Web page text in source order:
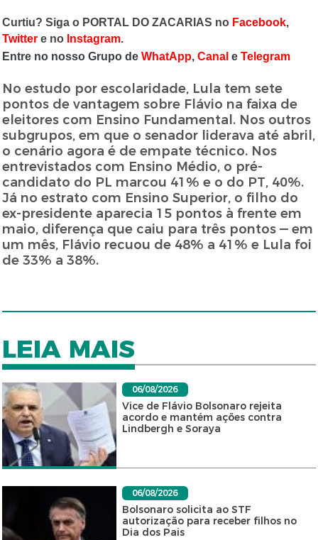
Curtiu? Siga o PORTAL DO ZACARIAS no Facebook,
Twitter e no Instagram.
Entre no nosso Grupo deWhatApp,Canal eTelegram
No estudo por escolaridade, Lula tem sete
pontos de vantagem sobre Flávio na faixa de
eleitores com Ensino Fundamental. Nos outros
subgrupos, em que o senador liderava até abril,
o cenário agora é de empate técnico. Nos
entrevistados com Ensino Médio, o pré-
candidato do PL marcou 41% e o do PT, 40%.
Já no estrato com Ensino Superior, o filho do
ex-presidente aparecia 15 pontos à frente em
maio, diferença que caiu para três pontos — em
um mês, Flávio recuou de 48% a 41% e Lula foi
de 33% a 38%.
LEIA MAIS
06/08/2026
Vice de Flávio Bolsonaro rejeita
acordo e mantém ações contra
Lindbergh e Soraya
06/08/2026
Bolsonaro solicita ao STF
autorização para receber filhos no
Dia dos Pais